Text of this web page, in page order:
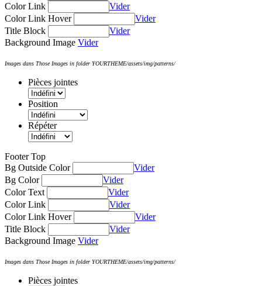
Color Link
Vider
Color Link Hover
Vider
Title Block
Vider
Background Image Vider
Images dans Those Images in folder YOURTHEME/assets/img/patterns/
Pièces jointes
Position
Répéter
Footer Top
Bg Outside Color
Vider
Bg Color
Vider
Color Text
Vider
Color Link
Vider
Color Link Hover
Vider
Title Block
Vider
Background Image Vider
Images dans Those Images in folder YOURTHEME/assets/img/patterns/
Pièces jointes